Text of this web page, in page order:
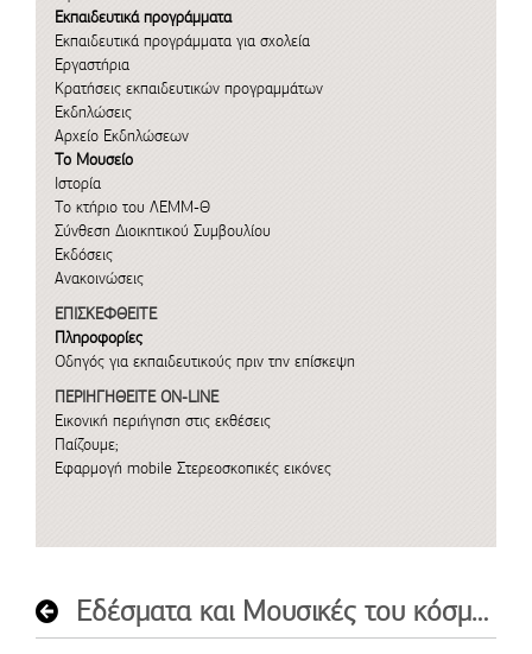
Εκπαιδευτικά προγράμματα
Εκπαιδευτικά προγράμματα για σχολεία
Εργαστήρια
Κρατήσεις εκπαιδευτικών προγραμμάτων
Εκδηλώσεις
Αρχείο Εκδηλώσεων
Το Μουσείο
Ιστορία
Το κτήριο του ΛΕΜΜ-Θ
Σύνθεση Διοικητικού Συμβουλίου
Εκδόσεις
Ανακοινώσεις
ΕΠΙΣΚΕΦΘΕΙΤΕ
Πληροφορίες
Οδηγός για εκπαιδευτικούς πριν την επίσκεψη
ΠΕΡΙΗΓΗΘΕΙΤΕ ON-LINE
Εικονική περιήγηση στις εκθέσεις
Παίζουμε;
Εφαρμογή mobile Στερεοσκοπικές εικόνες
Εδέσματα και Μουσικές του κόσμου